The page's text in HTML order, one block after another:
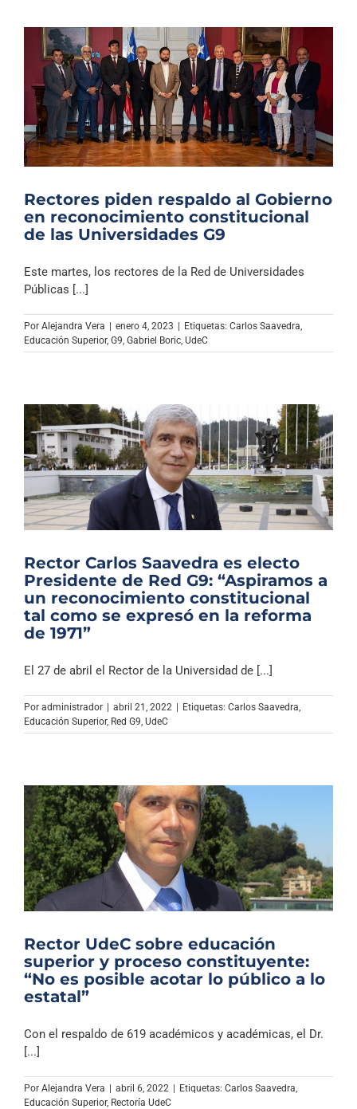
Rectores piden respaldo al Gobierno
en reconocimiento constitucional
de las Universidades G9
Este martes, los rectores de la Red de Universidades
Públicas [...]
Por Alejandra Vera enero 4, 2023 Etiquetas: Carlos Saavedra,
Educación Superior, G9, Gabriel Boric, UdeC
Rector Carlos Saavedra es electo
Presidente de Red G9: “Aspiramos a
un reconocimiento constitucional
tal como se expresó en la reforma
de 1971”
El 27 de abril el Rector de la Universidad de [...]
Por administrador abril 21, 2022 Etiquetas: Carlos Saavedra,
Educación Superior, Red G9, UdeC
Rector UdeC sobre educación
superior y proceso constituyente:
“No es posible acotar lo público a lo
estatal”
Con el respaldo de 619 académicos y académicas, el Dr.
[...]
Por Alejandra Vera | abril 6, 2022 | Etiquetas: Carlos Saavedra,
Educación Superior, Rectoría UdeC